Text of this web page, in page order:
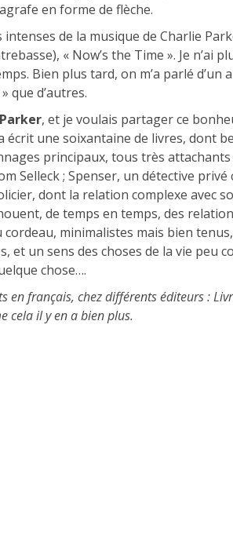
en forme de flèche.
intenses de la musique de Charlie
« Now’s the Time ». Je
Bien plus tard, on m’a parlé
que d’autres.
, et je voulais partager ce
écrit une soixantaine de livres, dont
principaux, tous très
Selleck ; Spenser, un détective
dont la relation complexe avec
de temps en temps, des
minimalistes mais bien
un sens des choses de la vie peu
chose….
français, chez différents éditeurs :
cela il y en a bien plus.